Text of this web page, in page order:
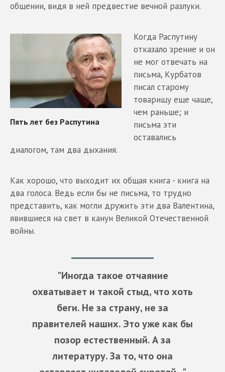
общении, видя в ней предвестие вечной разлуки.
Когда Распутину
отказало зрение и он
не мог отвечать на
письма, Курбатов
писал старому
товарищу еще чаще,
чем раньше; и
письма эти
оставались
диалогом, там два дыхания.
Как хорошо, что выходит их общая книга - книга на
два голоса. Ведь если бы не письма, то трудно
представить, как могли дружить эти два Валентина,
явившиеся на свет в канун Великой Отечественной
войны.
"Иногда такое отчаяние
охватывает и такой стыд, что хоть
беги. Не за страну, не за
правителей наших. Это уже как бы
позор естественный. А за
литературу. За то, что она